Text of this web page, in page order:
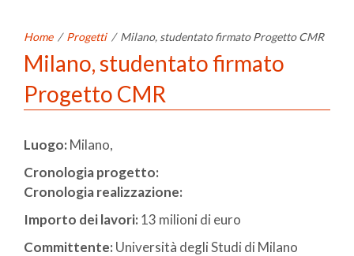
Home / Progetti / Milano, studentato firmato Progetto CMR
Milano, studentato firmato
Progetto CMR
Luogo: Milano,
Cronologia progetto:
Cronologia realizzazione:
Importo dei lavori: 13 milioni di euro
Committente: Università degli Studi di Milano